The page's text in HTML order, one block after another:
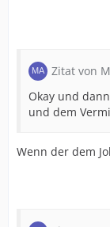
Zitat von
Okay und
und dem
Wenn der dem